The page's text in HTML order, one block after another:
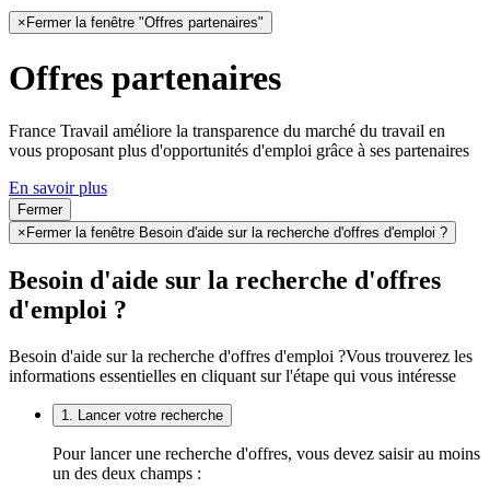
× Fermer la fenêtre "Offres partenaires"
Offres partenaires
France Travail améliore la transparence du marché du travail en
vous proposant plus d'opportunités d'emploi grâce à ses partenaires
En savoir plus
Fermer
× Fermer la fenêtre Besoin d'aide sur la recherche d'offres d'emploi ?
Besoin d'aide sur la recherche d'offres
d'emploi ?
Besoin d'aide sur la recherche d'offres d'emploi ?Vous trouverez les
informations essentielles en cliquant sur l'étape qui vous intéresse
1. Lancer votre recherche
Pour lancer une recherche d'offres, vous devez saisir au moins
un des deux champs :